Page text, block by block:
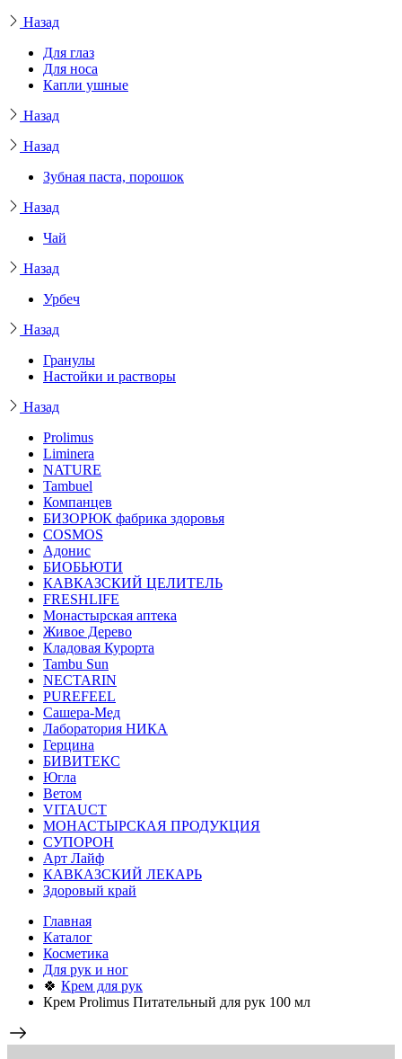
Назад
Для глаз
Для носа
Капли ушные
Назад
Назад
Зубная паста, порошок
Назад
Чай
Назад
Урбеч
Назад
Гранулы
Настойки и растворы
Назад
Prolimus
Liminera
NATURE
Tambuel
Компанцев
БИЗОРЮК фабрика здоровья
COSMOS
Адонис
БИОБЬЮТИ
КАВКАЗСКИЙ ЦЕЛИТЕЛЬ
FRESHLIFE
Монастырская аптека
Живое Дерево
Кладовая Курорта
Tambu Sun
NECTARIN
PUREFEEL
Сашера-Мед
Лаборатория НИКА
Герцина
БИВИТЕКС
Югла
Ветом
VITAUCT
МОНАСТЫРСКАЯ ПРОДУКЦИЯ
СУПОРОН
Арт Лайф
КАВКАЗСКИЙ ЛЕКАРЬ
Здоровый край
Главная
Каталог
Косметика
Для рук и ног
🍀 Крем для рук
Крем Prolimus Питательный для рук 100 мл